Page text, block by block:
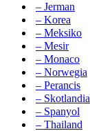
– Jerman
– Korea
– Meksiko
– Mesir
– Monaco
– Norwegia
– Perancis
– Skotlandia
– Spanyol
– Thailand